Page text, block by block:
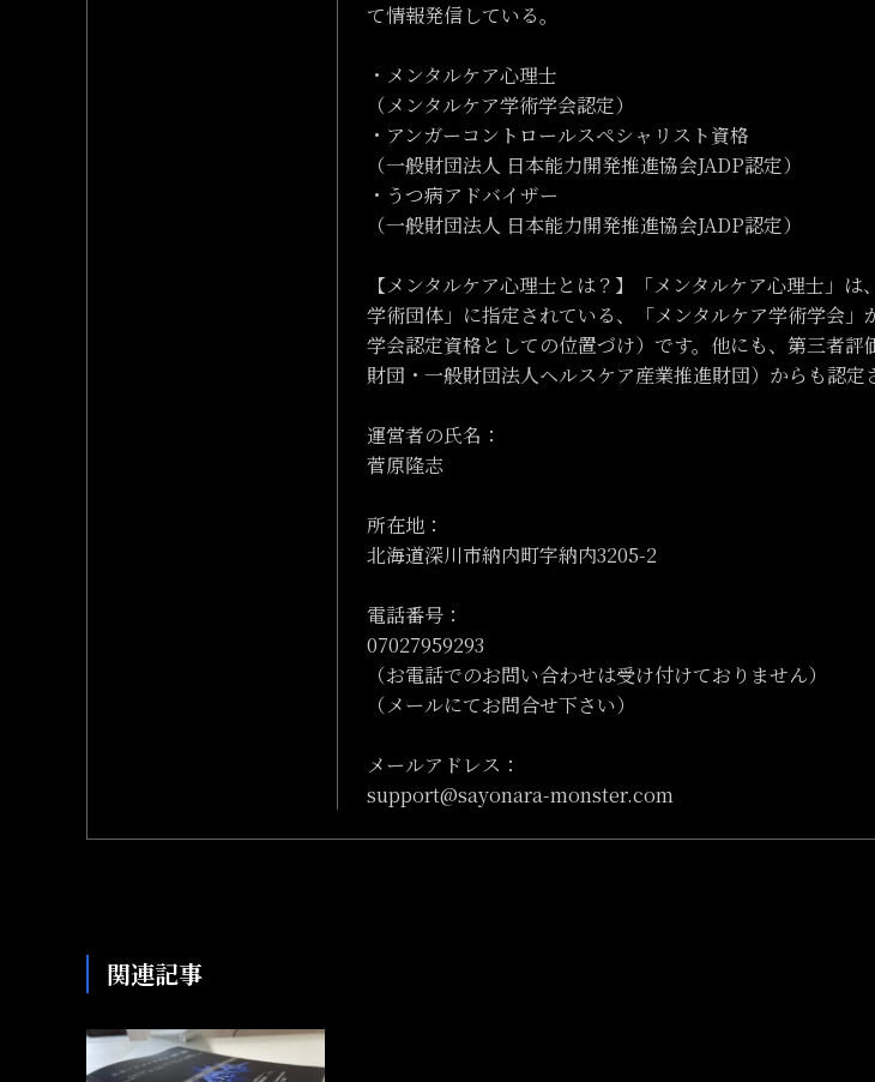
て情報発信している。
・メンタルケア心理士
（メンタルケア学術学会認定）
・アンガーコントロールスペシャリスト資格
（一般財団法人 日本能力開発推進協会JADP認定）
・うつ病アドバイザー
（一般財団法人 日本能力開発推進協会JADP認定）
【メンタルケア心理士とは？】「メンタルケア心理士」
学術団体」に指定されている、「メンタルケア学術学会」
学会認定資格としての位置づけ）です。他にも、第三者評
財団・一般財団法人ヘルスケア産業推進財団）からも認定
運営者の氏名：
菅原隆志
所在地：
北海道深川市納内町字納内3205-2
電話番号：
07027959293
（お電話でのお問い合わせは受け付けておりません）
（メールにてお問合せ下さい）
メールアドレス：
support@sayonara-monster.com
関連記事